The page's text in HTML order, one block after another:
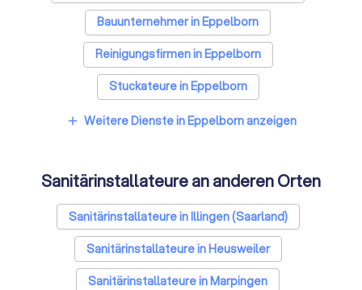
Bauunternehmer in Eppelborn
Reinigungsfirmen in Eppelborn
Stuckateure in Eppelborn
Spezialisten für Dämmung in Eppelborn
Kammerjäger in Eppelborn
Sicherheitstechniker in Eppelborn
Trockenbauer in Eppelborn
Fliesenleger in Eppelborn
add Weitere Dienste in Eppelborn anzeigen
Sanitärinstallateure an anderen Orten
Sanitärinstallateure in Illingen (Saarland)
Sanitärinstallateure in Heusweiler
Sanitärinstallateure in Marpingen